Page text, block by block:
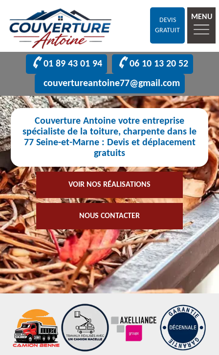
DEVIS
GRATUIT
MENU
01 89 43 01 94
06 10 13 20 52
couvertureantoine77@gmail.com
Couverture Antoine votre entreprise
spécialiste de la toiture, charpente dans le
77 Seine-et-Marne : Devis et déplacement
gratuits
VOIR NOS RÉALISATIONS
NOUS CONTACTER